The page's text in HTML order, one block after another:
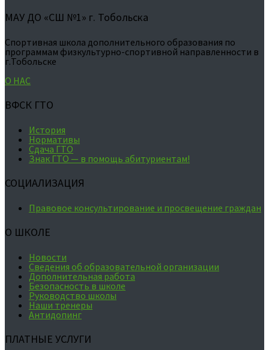
МАУ ДО «СШ №1» г. Тобольска
Спортивная школа дополнительного образования по
программам физкультурно-спортивной направленности в
г.Тобольске
О НАС
ВФСК ГТО
История
Нормативы
Сдача ГТО
Знак ГТО — в помощь абитуриентам!
СОЦИАЛИЗАЦИЯ
Правовое консультирование и просвещение граждан
О ШКОЛЕ
Новости
Сведения об образовательной организации
Дополнительная работа
Безопасность в школе
Руководство школы
Наши тренеры
Антидопинг
ПЛАТНЫЕ УСЛУГИ